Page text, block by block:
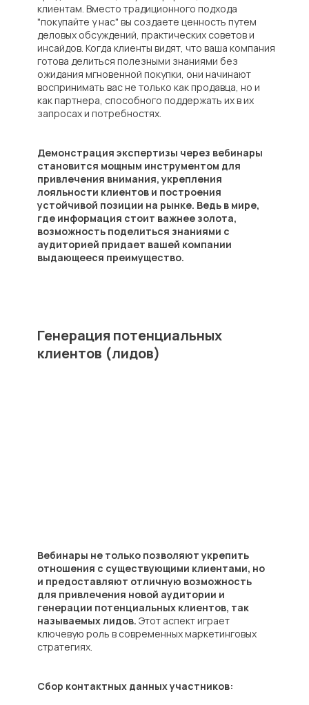
клиентам. Вместо традиционного подхода
"покупайте у нас" вы создаете ценность путем
деловых обсуждений, практических советов и
инсайдов. Когда клиенты видят, что ваша компания
готова делиться полезными знаниями без
ожидания мгновенной покупки, они начинают
воспринимать вас не только как продавца, но и
как партнера, способного поддержать их в их
запросах и потребностях.
Демонстрация экспертизы через вебинары
становится мощным инструментом для
привлечения внимания, укрепления
лояльности клиентов и построения
устойчивой позиции на рынке. Ведь в мире,
где информация стоит важнее золота,
возможность поделиться знаниями с
аудиторией придает вашей компании
выдающееся преимущество.
Генерация потенциальных
клиентов (лидов)
Вебинары не только позволяют укрепить
отношения с существующими клиентами, но
и предоставляют отличную возможность
для привлечения новой аудитории и
генерации потенциальных клиентов, так
называемых лидов. Этот аспект играет
ключевую роль в современных маркетинговых
стратегиях.
Сбор контактных данных участников: